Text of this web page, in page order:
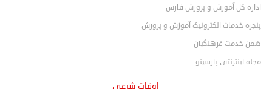
اداره کل آموزش و پرورش فارس
پنجره خدمات الکترونیک آموزش و پرورش
ضمن خدمت فرهنگیان
مجله اینترنتی پارسینو
اوقات شرعی